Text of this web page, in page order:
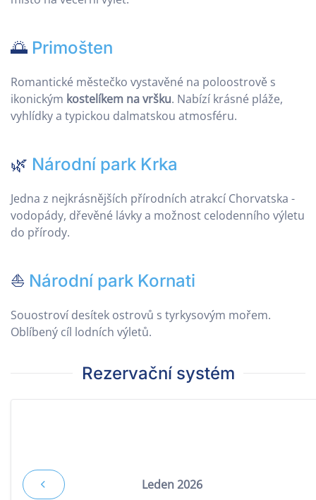
🌅 Primošten
Romantické městečko vystavěné na poloostrově s
ikonickým kostelíkem na vršku. Nabízí krásné pláže,
vyhlídky a typickou dalmatskou atmosféru.
🌿 Národní park Krka
Jedna z nejkrásnějších přírodních atrakcí Chorvatska -
vodopády, dřevěné lávky a možnost celodenního výletu
do přírody.
⛵ Národní park Kornati
Souostroví desítek ostrovů s tyrkysovým mořem.
Oblíbený cíl lodních výletů.
Rezervační systém
Leden 2026